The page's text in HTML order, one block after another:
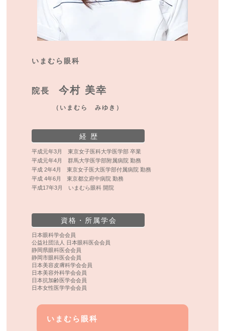
いまむら眼科
院長今村 美幸
（いまむら みゆき）
経 歴
平成元年3月 東京女子医科大学医学部 卒業
平成元年4月 群馬大学医学部附属病院 勤務
平成 2年4月 東京女子医大医学部付属病院 勤務
平成 4年6月 東京都立府中病院 勤務
平成17年3月 いまむら眼科 開院
資格・所属学会
日本眼科学会会員
公益社団法人 日本眼科医会会員
静岡県眼科医会会員
静岡市眼科医会会員
日本美容皮膚科学会会員
日本美容外科学会会員
日本抗加齢医学会会員
日本女性医学学会会員
いまむら眼科